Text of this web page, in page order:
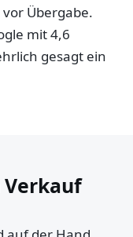
Übergabe.
mit 4,6
gesagt ein